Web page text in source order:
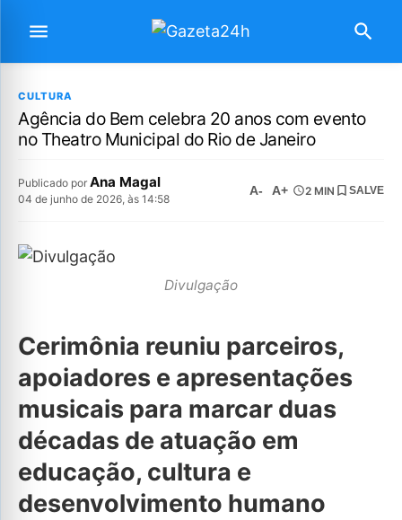
CULTURA
Agência do Bem celebra 20 anos com evento
no Theatro Municipal do Rio de Janeiro
Publicado por Ana Magal
04 de junho de 2026, às 14:58
A- A+ 2 MIN SALVE
Divulgação
Cerimônia reuniu parceiros,
apoiadores e apresentações
musicais para marcar duas
décadas de atuação em
educação, cultura e
desenvolvimento humano